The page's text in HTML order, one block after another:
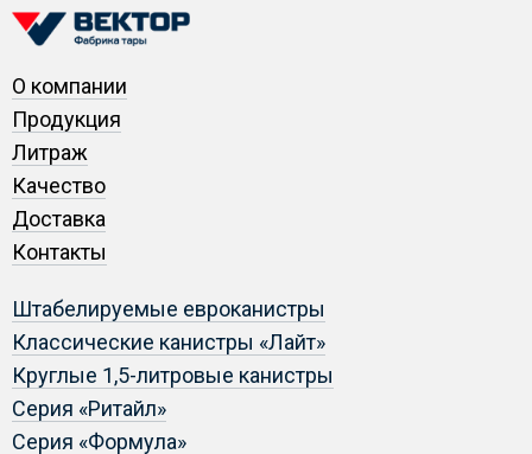
О компании
Продукция
Литраж
Качество
Доставка
Контакты
Штабелируемые евроканистры
Классические канистры «Лайт»
Круглые 1,5-литровые канистры
Серия «Ритайл»
Серия «Формула»